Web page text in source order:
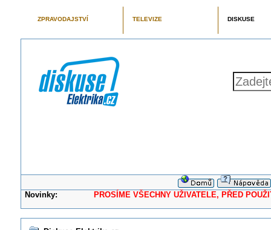
ZPRAVODAJSTVÍ TELEVIZE DISKUSE
Novinky: PROSÍME VŠECHNY UŽIVATELE, PŘED